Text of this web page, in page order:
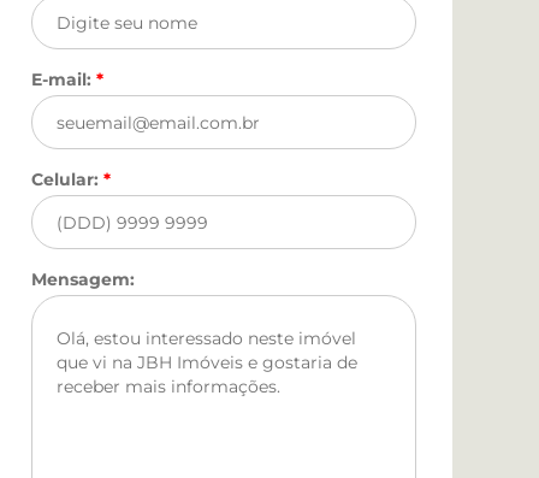
E-mail:*
Celular:*
Mensagem: